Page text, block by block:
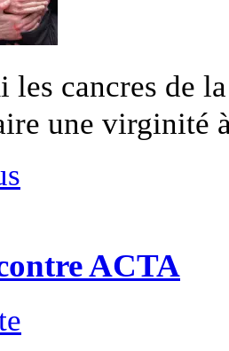
les cancres de
une virginité
ACTA